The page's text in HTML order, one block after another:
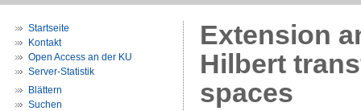
Startseite
Kontakt
Open Access an der KU
Server-Statistik
Blättern
Suchen
Extension
Hilbert
spaces